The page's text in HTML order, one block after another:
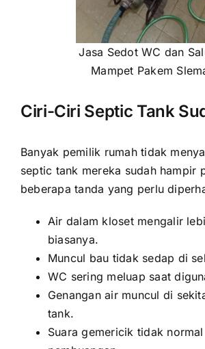
Jasa Sedot WC dan
Mampet Pakem
Ciri-Ciri Septic Tank
Banyak pemilik rumah tidak
septic tank mereka sudah hampir
beberapa tanda yang perlu
Air dalam kloset mengalir
biasanya.
Muncul bau tidak sedap di
WC sering meluap saat
Genangan air muncul di
tank.
Suara gemericik tidak